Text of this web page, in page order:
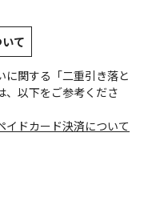
て
に関する「二重引き落と
、以下をご参考くださ
イドカード決済について